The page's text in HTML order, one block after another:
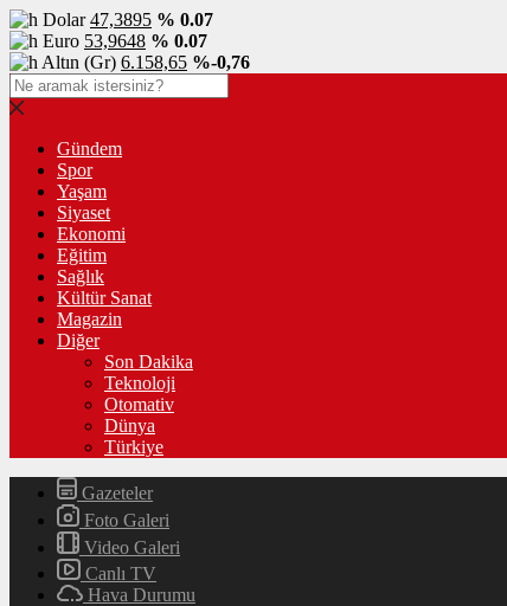
Dolar47,3895 % 0.07
Euro 53,9648 % 0.07
Altın (Gr) 6.158,65 %-0,76
Gündem
Spor
Yaşam
Siyaset
Ekonomi
Eğitim
Sağlık
Kültür Sanat
Magazin
Diğer
Son Dakika
Teknoloji
Otomativ
Dünya
Türkiye
Gazeteler
Foto Galeri
Video Galeri
Canlı TV
Hava Durumu